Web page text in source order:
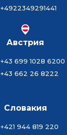
+4922349291441
Австрия
+43 699 1028 6200
+43 662 26 8222
Словакия
+421 944 819 220